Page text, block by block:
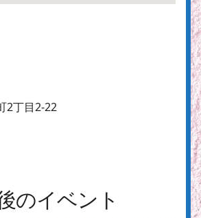
2丁目2-22
のイベント